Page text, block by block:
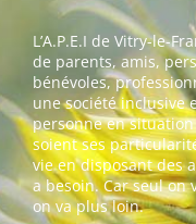
L’A.P.E.I de Vitry-le-
de parents, amis,
bénévoles,
une société inclusive
personne en
soient ses
vie en disposant des
a besoin. Car seul on
on va plus loin.